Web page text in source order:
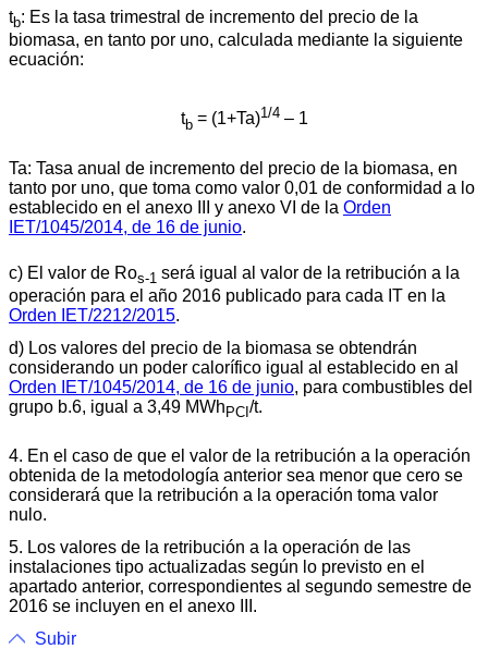
tb: Es la tasa trimestral de incremento del precio de la
biomasa, en tanto por uno, calculada mediante la siguiente
ecuación:
tb = (1+Ta)1/4– 1
Ta: Tasa anual de incremento del precio de la biomasa, en
tanto por uno, que toma como valor 0,01 de conformidad a lo
establecido en el anexo III y anexo VI de la Orden
IET/1045/2014, de 16 de junio.
c) El valor de Ros-1 será igual al valor de la retribución a la
operación para el año 2016 publicado para cada IT en la
Orden IET/2212/2015.
d) Los valores del precio de la biomasa se obtendrán
considerando un poder calorífico igual al establecido en al
Orden IET/1045/2014, de 16 de junio, para combustibles del
grupo b.6, igual a 3,49 MWh PCI /t.
4. En el caso de que el valor de la retribución a la operación
obtenida de la metodología anterior sea menor que cero se
considerará que la retribución a la operación toma valor
nulo.
5. Los valores de la retribución a la operación de las
instalaciones tipo actualizadas según lo previsto en el
apartado anterior, correspondientes al segundo semestre de
2016 se incluyen en el anexo III.
Subir